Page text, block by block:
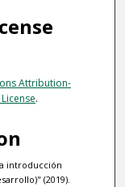
Attribution-
.
introducción
(2019).